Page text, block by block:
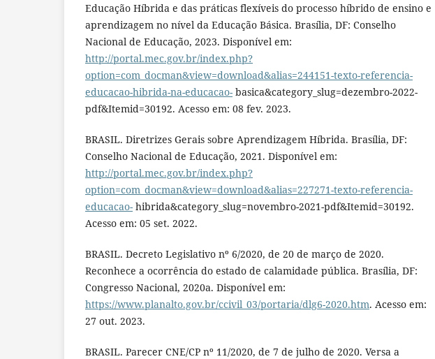
Educação Híbrida e das práticas flexíveis do processo híbrido de ensino e
aprendizagem no nível da Educação Básica. Brasília, DF: Conselho
Nacional de Educação, 2023. Disponível em:
http://portal.mec.gov.br/index.php?
option=com_docman&view=download&alias=244151-texto-referencia-
educacao-hibrida-na-educacao- basica&category_slug=dezembro-2022-
pdf&Itemid=30192. Acesso em: 08 fev. 2023.
BRASIL. Diretrizes Gerais sobre Aprendizagem Híbrida. Brasília, DF:
Conselho Nacional de Educação, 2021. Disponível em:
http://portal.mec.gov.br/index.php?
option=com_docman&view=download&alias=227271-texto-referencia-
educacao- hibrida&category_slug=novembro-2021-pdf&Itemid=30192.
Acesso em: 05 set. 2022.
BRASIL. Decreto Legislativo nº 6/2020, de 20 de março de 2020.
Reconhece a ocorrência do estado de calamidade pública. Brasília, DF:
Congresso Nacional, 2020a. Disponível em:
https://www.planalto.gov.br/ccivil_03/portaria/dlg6-2020.htm. Acesso em:
27 out. 2023.
BRASIL. Parecer CNE/CP nº 11/2020, de 7 de julho de 2020. Versa a